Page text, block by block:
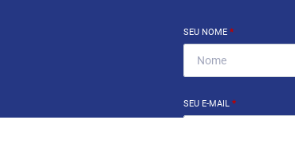
SEU NOME *
SEU E-MAIL *